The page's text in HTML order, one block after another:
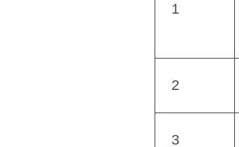
1
2
3